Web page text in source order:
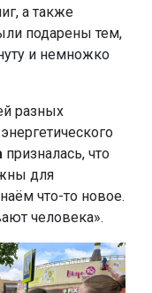
а также
подарены тем,
и немножко
разных
призналась, что
для
что-то новое.
человека».